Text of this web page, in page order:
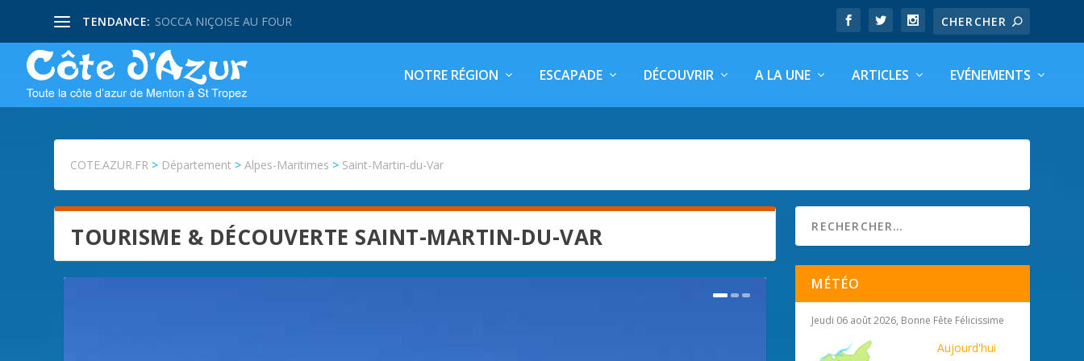
TENDANCE: SOCCA NIÇOISE AU FOUR
NOTRE RÉGION ESCAPADE DÉCOUVRIR A LA UNE ARTICLES EVÉNEMENTS
COTE.AZUR.FR > Département >Alpes-Maritimes > Saint-Martin-du-Var
TOURISME & DÉCOUVERTE SAINT-MARTIN-DU-VAR
MÉTÉO
Jeudi 06 août 2026, Bonne Fête Félicissime
Aujourd'hui